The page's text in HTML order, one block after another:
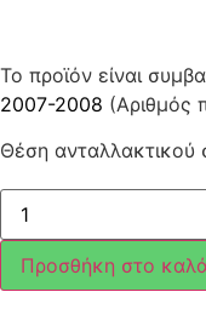
Το προϊόν είναι
2007-2008 (Αριθμός
Θέση ανταλλακτικού
Ο-
ΡΙΝΓΚ
ΤΡΟΜΠΑΣ
ΝΕΡΟΥ
SCOOTER
125<>300
Προσθήκη στο